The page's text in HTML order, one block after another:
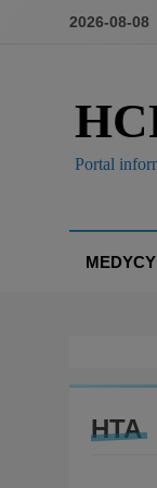
2026-08-08
Portal
HTA